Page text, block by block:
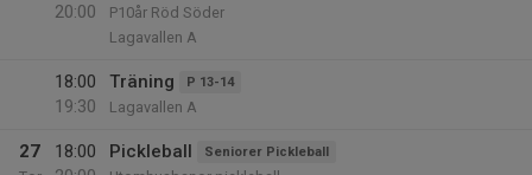
20:00
P10år Röd Söder
Lagavallen A
18:00
19:30
Träning P 13-14
Lagavallen A
27
18:00
Pickleball Seniorer Pickleball